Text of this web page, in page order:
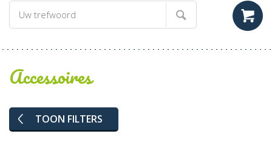
Accessoires
TOON FILTERS